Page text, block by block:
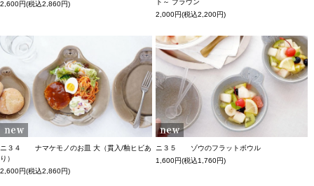
2,600円(税込2,860円)
ト～ ブラウン
2,000円(税込2,200円)
ニ３４ ナマケモノのお皿 大（貫入/釉ヒビあ
り）
2,600円(税込2,860円)
ニ３５ ゾウのフラットボウル
1,600円(税込1,760円)